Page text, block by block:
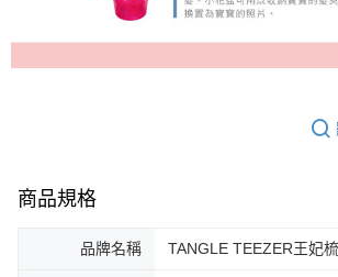
商品規格
品牌名稱 TANGLE TEEZER王妃梳